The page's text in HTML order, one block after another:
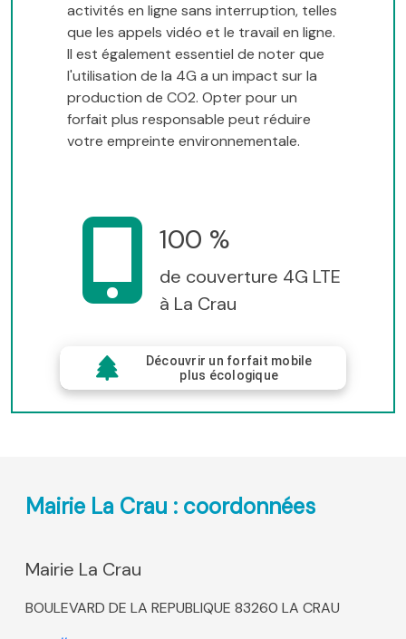
activités en ligne sans interruption, telles
que les appels vidéo et le travail en ligne.
Il est également essentiel de noter que
l'utilisation de la 4G a un impact sur la
production de CO2. Opter pour un
forfait plus responsable peut réduire
votre empreinte environnementale.
100 %
de couverture 4G LTE
à La Crau
Découvrir un forfait mobile
plus écologique
Mairie La Crau : coordonnées
Mairie La Crau
BOULEVARD DE LA REPUBLIQUE 83260 LA CRAU